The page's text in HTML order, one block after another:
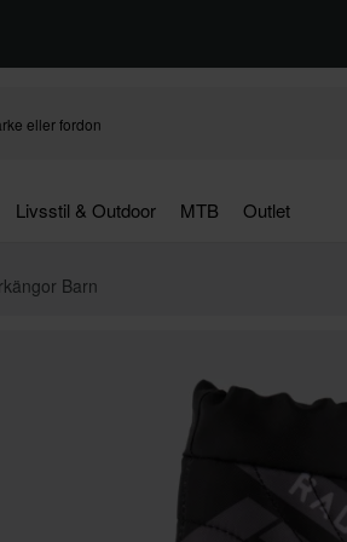
Livsstil & Outdoor MTB Outlet
Barn